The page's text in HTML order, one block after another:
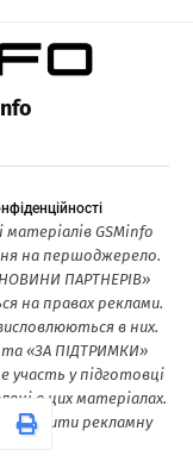
GSMinfo
на першоджерело.
ПАРТНЕРІВ»
на правах реклами.
в них.
«ЗА ПІДТРИМКИ»
участь у підготовці
в цих матеріалах.
містити рекламну